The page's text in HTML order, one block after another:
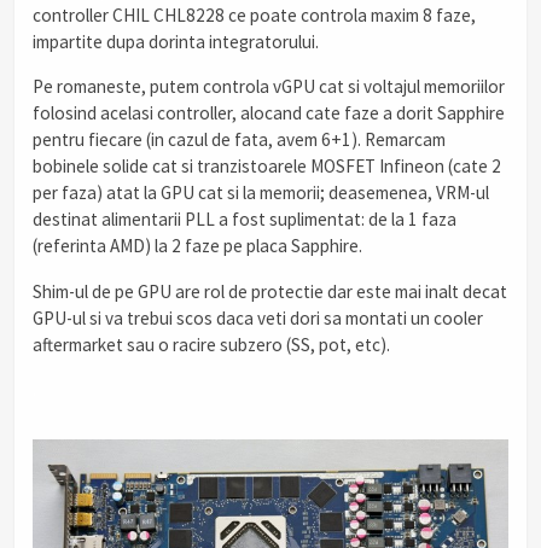
controller CHIL CHL8228 ce poate controla maxim 8 faze,
impartite dupa dorinta integratorului.
Pe romaneste, putem controla vGPU cat si voltajul memoriilor
folosind acelasi controller, alocand cate faze a dorit Sapphire
pentru fiecare (in cazul de fata, avem 6+1). Remarcam
bobinele solide cat si tranzistoarele MOSFET Infineon (cate 2
per faza) atat la GPU cat si la memorii; deasemenea, VRM-ul
destinat alimentarii PLL a fost suplimentat: de la 1 faza
(referinta AMD) la 2 faze pe placa Sapphire.
Shim-ul de pe GPU are rol de protectie dar este mai inalt decat
GPU-ul si va trebui scos daca veti dori sa montati un cooler
aftermarket sau o racire subzero (SS, pot, etc).